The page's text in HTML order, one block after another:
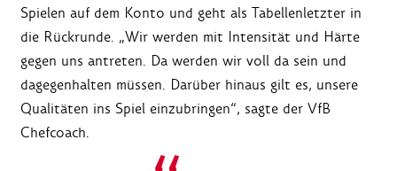
Spielen auf dem Konto und geht als Tabellenletzter in
die Rückrunde. „Wir werden mit Intensität und Härte
gegen uns antreten. Da werden wir voll da sein und
dagegenhalten müssen. Darüber hinaus gilt es, unsere
Qualitäten ins Spiel einzubringen“, sagte der VfB
Chefcoach.